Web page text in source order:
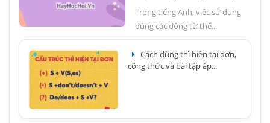
Trong tiếng Anh, việc sử dụng
đúng các động từ thể...
Cách dùng thì hiện tại đơn,
công thức và bài tập áp...